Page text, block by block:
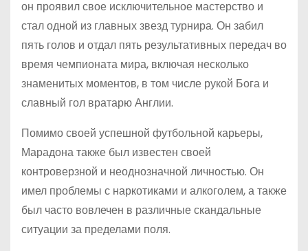
он проявил свое исключительное мастерство и
стал одной из главных звезд турнира. Он забил
пять голов и отдал пять результативных передач во
время чемпионата мира, включая несколько
знаменитых моментов, в том числе рукой Бога и
славный гол вратарю Англии.
Помимо своей успешной футбольной карьеры,
Марадона также был известен своей
контроверзной и неоднозначной личностью. Он
имел проблемы с наркотиками и алкоголем, а также
был часто вовлечен в различные скандальные
ситуации за пределами поля.